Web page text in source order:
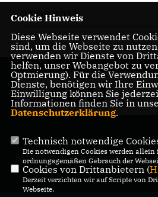
31.08.2011
IMPRESSUM DATENSCHUTZ
Cookie Hinweis
Diese Webseite verwendet
sind, um die Webseite zu
verwenden wir Dienste von
helfen, unser Webangebot zu
Optmierung). Für die
Dienste, benötigen wir Ihre
Einwilligung können Sie
Informationen finden Sie in
Datenschutzerklärung.
Technisch notwendige
Die notwendigen Cookies werden allein
ordnungsgemäßen Gebrauch der
Cookies von Drittanbietern (
Derzeit verzichten wir auf Scripte von
Webseite.